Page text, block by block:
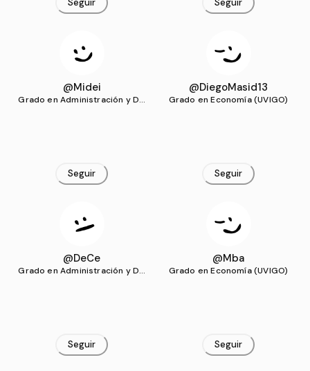
@Midei
Grado en Administración y Dir
Seguir
@DiegoMasid13
Grado en Economía (UVIGO)
Seguir
@DeCe
Grado en Administración y Dir
Seguir
@Mba
Grado en Economía (UVIGO)
Seguir